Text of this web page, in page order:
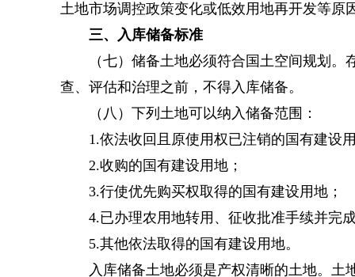
土地市场调控政策变化或低效用地再开发等原
三、入库储备标准
（七）储备土地必须符合国土空间规划。存
查、评估和治理之前，不得入库储备。
（八）下列土地可以纳入储备范围：
1.依法收回且原使用权已注销的国有建设
2.收购的国有建设用地；
3.行使优先购买权取得的国有建设用地；
4.已办理农用地转用、征收批准手续并完
5.其他依法取得的国有建设用地。
入库储备土地必须是产权清晰的土地。土地